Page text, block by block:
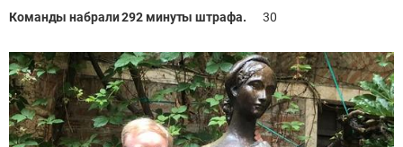
Команды набрали 292 минуты штрафа. 30